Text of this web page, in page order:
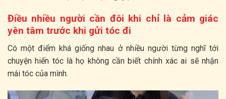
Điều nhiều người cần đôi khi chỉ là cảm giác
yên tâm trước khi gửi tóc đi
Có một điểm khá giống nhau ở nhiều người từng nghĩ tới
chuyện hiến tóc là họ không cần biết chính xác ai sẽ nhận
mái tóc của mình.